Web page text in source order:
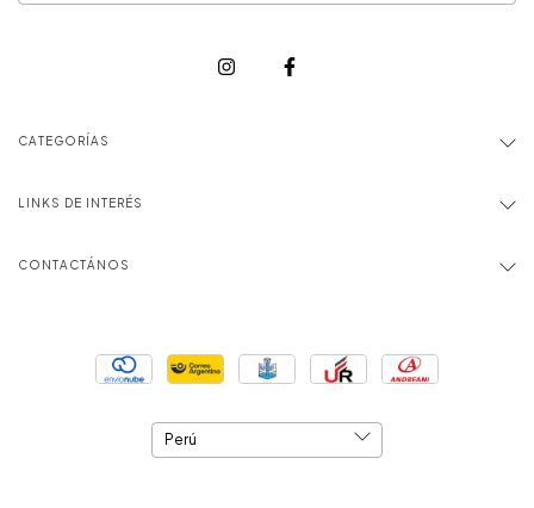
CATEGORÍAS
LINKS DE INTERÉS
CONTACTÁNOS